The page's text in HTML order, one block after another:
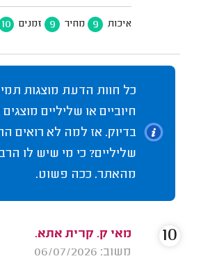
איכות 9 מחיר 9 זמנים 10
כל חוות הדעת מוצגות
חיוביים או שליליים
בדיוק. אז למה לא רואים
שליליים? כי מי שיש לו
מהאתר. ככה פשוט.
מאי ק. קרית אתא.
משוב: 06/07/2026
10